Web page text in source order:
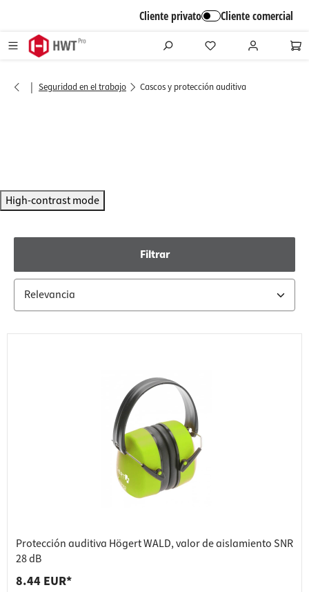
Cliente privato Cliente comercial
| Seguridad en el trabajo Cascos y protección auditiva
High-contrast mode
Filtrar
Protección auditiva Högert WALD, valor de aislamiento SNR
28 dB
8.44 EUR*